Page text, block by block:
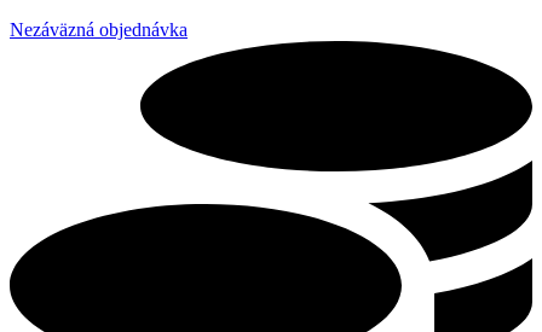
Nezáväzná objednávka